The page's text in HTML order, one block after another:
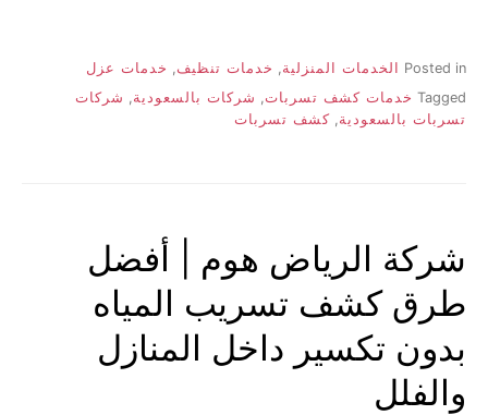
Posted in الخدمات المنزلية, خدمات تنظيف, خدمات عزل
Tagged خدمات كشف تسربات شركات بالسعودية
شركات
تسربات بالسعودية كشف تسربات
شركة الرياض هوم | أفضل
طرق كشف تسريب المياه
بدون تكسير داخل المنازل
والفلل